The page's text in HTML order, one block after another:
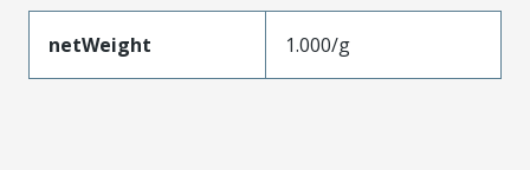
netWeight 1.000/g